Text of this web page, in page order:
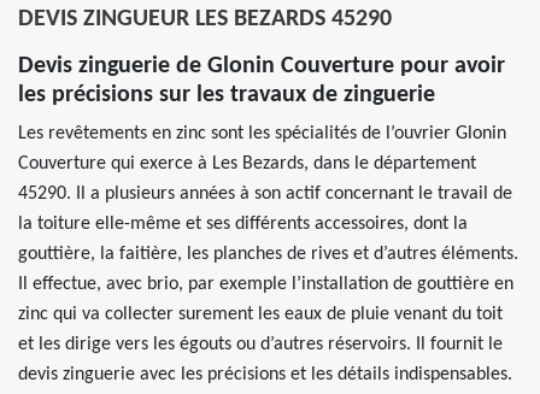
DEVIS ZINGUEUR LES BEZARDS 45290
Devis zinguerie de Glonin Couverture pour avoir
les précisions sur les travaux de zinguerie
Les revêtements en zinc sont les spécialités de l’ouvrier Glonin
Couverture qui exerce à Les Bezards, dans le département
45290. Il a plusieurs années à son actif concernant le travail de
la toiture elle-même et ses différents accessoires, dont la
gouttière, la faitière, les planches de rives et d’autres éléments.
Il effectue, avec brio, par exemple l’installation de gouttière en
zinc qui va collecter surement les eaux de pluie venant du toit
et les dirige vers les égouts ou d’autres réservoirs. Il fournit le
devis zinguerie avec les précisions et les détails indispensables.